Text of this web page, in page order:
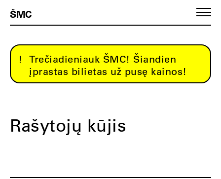
ŠMC
Trečiadieniauk ŠMC! Šiandien
įprastas bilietas už pusę kainos!
Rašytojų kūjis